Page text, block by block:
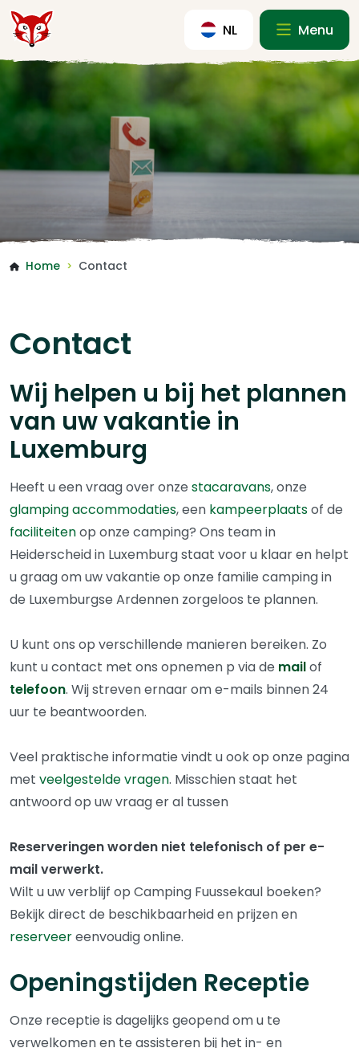
NL Menu
Home > Contact
Contact
Wij helpen u bij het plannen
van uw vakantie in
Luxemburg
Heeft u een vraag over onze stacaravans, onze
glamping accommodaties, een kampeerplaatsof de
faciliteitenop onze camping? Ons team in
Heiderscheid in Luxemburg staat voor u klaar en helpt
u graag om uw vakantie op onze familie camping in
de Luxemburgse Ardennen zorgeloos te plannen.
U kunt ons op verschillende manieren bereiken. Zo
kunt u contact met ons opnemen p via de mailof
telefoon. Wij streven ernaar om e-mails binnen 24
uur te beantwoorden.
Veel praktische informatie vindt u ook op onze pagina
met veelgestelde vragen. Misschien staat het
antwoord op uw vraag er al tussen
Reserveringen worden niet telefonisch of per e-
mail verwerkt.
Wilt u uw verblijf op Camping Fuussekaul boeken?
Bekijk direct de beschikbaarheid en prijzen en
reserveereenvoudig online.
Openingstijden Receptie
Onze receptie is dagelijks geopend om u te
verwelkomen en te assisteren bij het in- en